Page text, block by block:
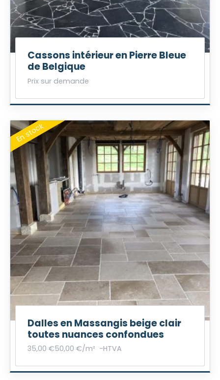
Cassons intérieur en Pierre Bleue
de Belgique
Prix sur demande
Dalles en Massangis beige clair
toutes nuances confondues
35,00 € -
50,00 €
P
r
i
HTVA
/m²